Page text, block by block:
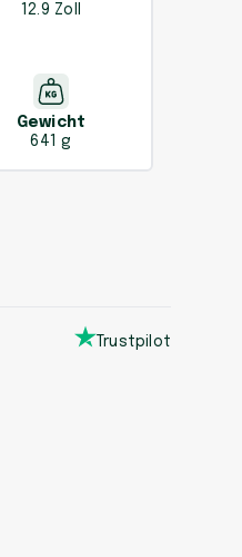
12.9 Zoll
Gewicht
641 g
Trustpilot